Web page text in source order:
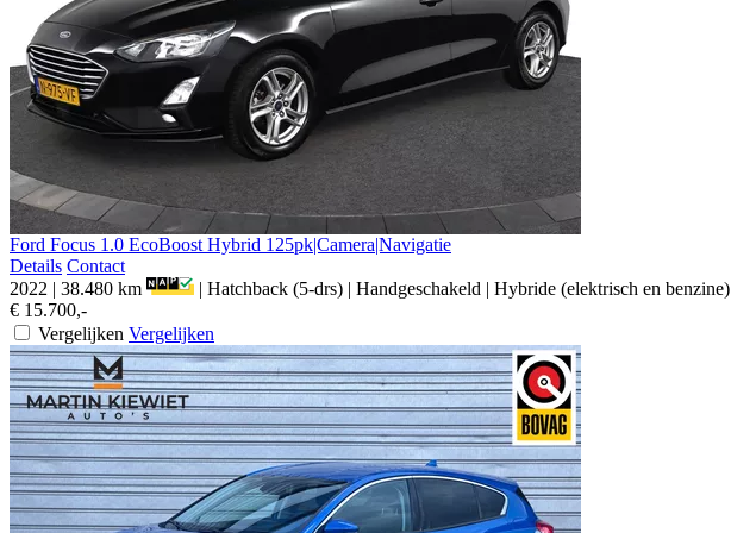
Ford Focus 1.0 EcoBoost Hybrid 125pk|Camera|Navigatie
Details Contact
2022 | 38.480 km | Hatchback (5-drs) | Handgeschakeld | Hybride (elektrisch en benzine)
€ 15.700,-
Vergelijken Vergelijken